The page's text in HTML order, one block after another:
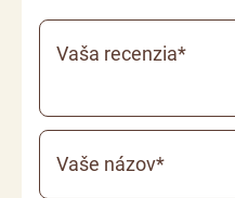
Vaša recenzia*
Vaše názov*